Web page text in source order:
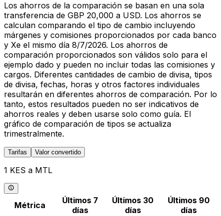
Los ahorros de la comparación se basan en una sola
transferencia de GBP 20,000 a USD. Los ahorros se
calculan comparando el tipo de cambio incluyendo
márgenes y comisiones proporcionados por cada banco
y Xe el mismo día 8/7/2026. Los ahorros de
comparación proporcionados son válidos solo para el
ejemplo dado y pueden no incluir todas las comisiones y
cargos. Diferentes cantidades de cambio de divisa, tipos
de divisa, fechas, horas y otros factores individuales
resultarán en diferentes ahorros de comparación. Por lo
tanto, estos resultados pueden no ser indicativos de
ahorros reales y deben usarse solo como guía. El
gráfico de comparación de tipos se actualiza
trimestralmente.
Tarifas Valor convertido
1 KES a MTL
Métrica
Últimos 7
días
Últimos 30
días
Últimos 90
días